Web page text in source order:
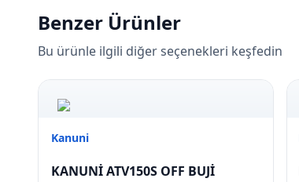
Benzer Ürünler
Bu ürünle ilgili diğer seçenekleri keşfedin
Kanuni
KANUNİ ATV150S OFF BUJİ